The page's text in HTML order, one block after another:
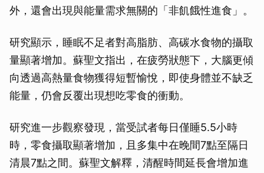
外，還會出現與能量需求無關的「非飢餓性進食」。
研究顯示，睡眠不足者對高脂肪、高碳水食物的攝取
量顯著增加。蘇聖文指出，在疲勞狀態下，大腦更傾
向透過高熱量食物獲得短暫愉悅，即使身體並不缺乏
能量，仍會反覆出現想吃零食的衝動。
研究進一步觀察發現，當受試者每日僅睡5.5小時
時，零食攝取顯著增加，且多集中在晚間7點至隔日
清晨7點之間。蘇聖文解釋，清醒時間延長會增加進